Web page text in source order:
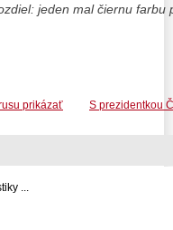
jeden mal čiernu farbu
S prezidentkou
prikázať
...